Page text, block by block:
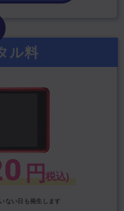
ル料
円(税込)
ない日も発生します